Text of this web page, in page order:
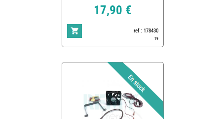
17,90 €
ref : 178430
19